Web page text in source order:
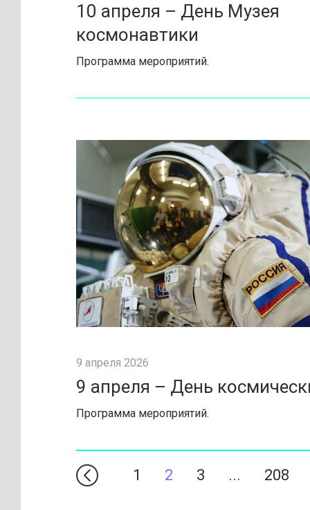
10 апреля – День Музея
космонавтики
Программа мероприятий.
9 апреля 2026
9 апреля – День
Программа мероприятий.
1 2 3 ... 208